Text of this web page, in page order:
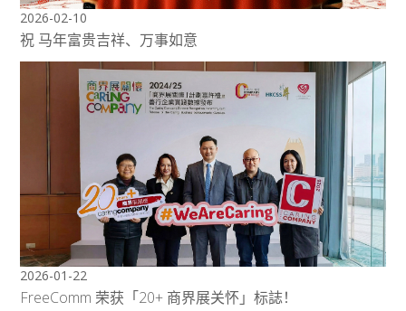
2026-02-10
祝 马年富贵吉祥、万事如意
2026-01-22
FreeComm 荣获「20+ 商界展关怀」标誌！